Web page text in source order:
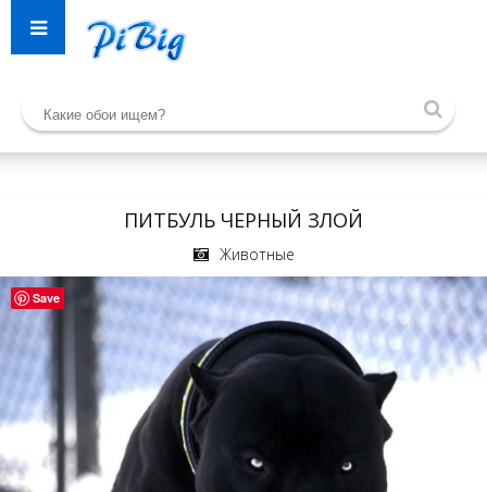
ПИТБУЛЬ ЧЕРНЫЙ ЗЛОЙ
Животные
Save